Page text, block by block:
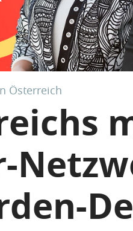
Österreich